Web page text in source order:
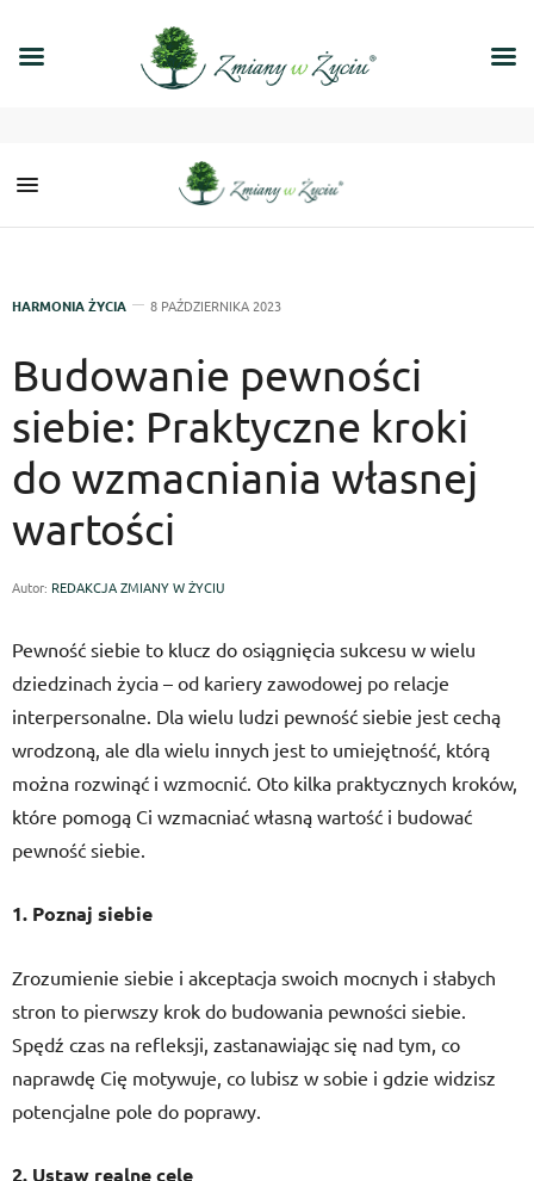
HARMONIA ŻYCIA 8 PAŹDZIERNIKA 2023
Budowanie pewności
siebie: Praktyczne kroki
do wzmacniania własnej
wartości
Autor: REDAKCJA ZMIANY W ŻYCIU
Pewność siebie to klucz do osiągnięcia sukcesu w wielu
dziedzinach życia – od kariery zawodowej po relacje
interpersonalne. Dla wielu ludzi pewność siebie jest cechą
wrodzoną, ale dla wielu innych jest to umiejętność, którą
można rozwinąć i wzmocnić. Oto kilka praktycznych kroków,
które pomogą Ci wzmacniać własną wartość i budować
pewność siebie.
1. Poznaj siebie
Zrozumienie siebie i akceptacja swoich mocnych i słabych
stron to pierwszy krok do budowania pewności siebie.
Spędź czas na refleksji, zastanawiając się nad tym, co
naprawdę Cię motywuje, co lubisz w sobie i gdzie widzisz
potencjalne pole do poprawy.
2. Ustaw realne cele